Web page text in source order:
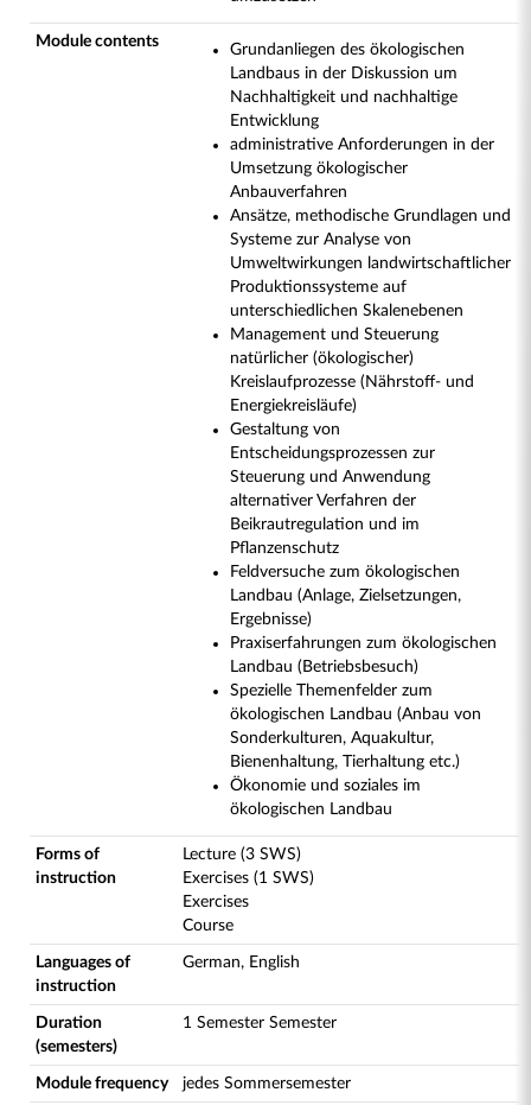
Module contents
Grundanliegen des ökologischen
Landbaus in der Diskussion um
Nachhaltigkeit und nachhaltige
Entwicklung
administrative Anforderungen in der
Umsetzung ökologischer
Anbauverfahren
Ansätze, methodische Grundlagen und
Systeme zur Analyse von
Umweltwirkungen landwirtschaftlicher
Produktionssysteme auf
unterschiedlichen Skalenebenen
Management und Steuerung
natürlicher (ökologischer)
Kreislaufprozesse (Nährstoff- und
Energiekreisläufe)
Gestaltung von
Entscheidungsprozessen zur
Steuerung und Anwendung
alternativer Verfahren der
Beikrautregulation und im
Pflanzenschutz
Feldversuche zum ökologischen
Landbau (Anlage, Zielsetzungen,
Ergebnisse)
Praxiserfahrungen zum ökologischen
Landbau (Betriebsbesuch)
Spezielle Themenfelder zum
ökologischen Landbau (Anbau von
Sonderkulturen, Aquakultur,
Bienenhaltung, Tierhaltung etc.)
Ökonomie und soziales im
ökologischen Landbau
Forms of
instruction
Lecture (3 SWS)
Exercises (1 SWS)
Exercises
Course
Languages of
instruction
German, English
Duration
(semesters)
1 Semester Semester
Module frequency jedes Sommersemester